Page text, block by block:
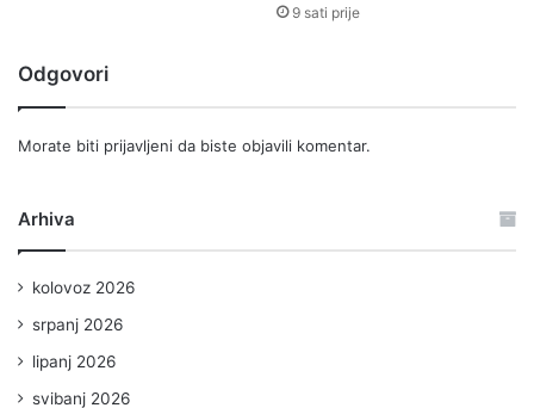
9 sati prije
Odgovori
Morate biti prijavljeni da biste objavili komentar.
Arhiva
kolovoz 2026
srpanj 2026
lipanj 2026
svibanj 2026